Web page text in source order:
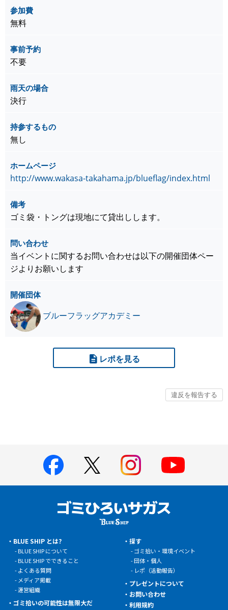
参加費
無料
事前予約
不要
雨天の場合
決行
持参するもの
無し
ホームページ
http://www.wakasa-takahama.jp/blueflag/index.html
備考
ゴミ袋・トングは現地にて貸出しします。
問い合わせ
当イベントに関するお問い合わせは以下の開催団体ペー
ジよりお願いします
開催団体
ブルーフラッグアカデミー
レポを見る
BLUE SHIP とは?
BLUE SHIP について
BLUE SHIP でできること
よくある質問
メディア掲載
運営組織
ゴミ拾いの可能性は無限大だ
探す
ゴミ拾い・環境イベント
団体・個人
レポ（活動報告）
プレゼントについて
お問い合わせ
利用規約